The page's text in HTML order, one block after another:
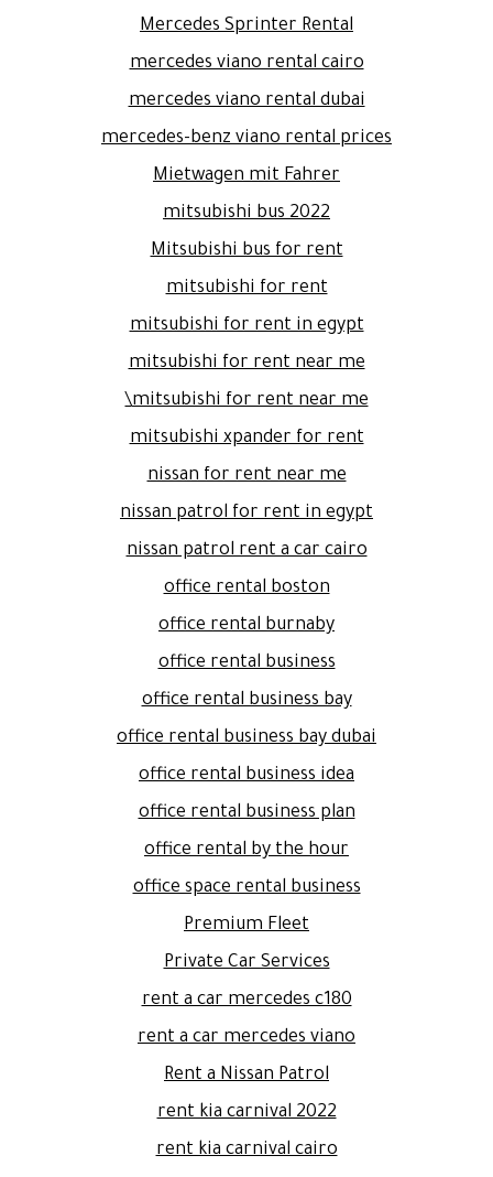
Mercedes Sprinter Rental
mercedes viano rental cairo
mercedes viano rental dubai
mercedes-benz viano rental prices
Mietwagen mit Fahrer
mitsubishi bus 2022
Mitsubishi bus for rent
mitsubishi for rent
mitsubishi for rent in egypt
mitsubishi for rent near me
mitsubishi for rent near me\
mitsubishi xpander for rent
nissan for rent near me
nissan patrol for rent in egypt
nissan patrol rent a car cairo
office rental boston
office rental burnaby
office rental business
office rental business bay
office rental business bay dubai
office rental business idea
office rental business plan
office rental by the hour
office space rental business
Premium Fleet
Private Car Services
rent a car mercedes c180
rent a car mercedes viano
Rent a Nissan Patrol
rent kia carnival 2022
rent kia carnival cairo